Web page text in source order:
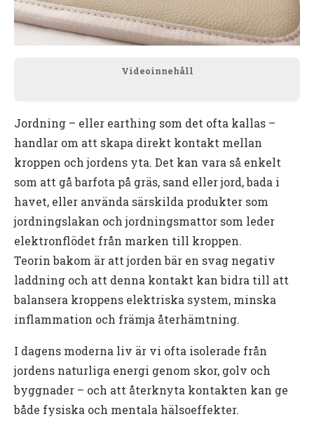
Videoinnehåll
Jordning – eller earthing som det ofta kallas –
handlar om att skapa direkt kontakt mellan
kroppen och jordens yta. Det kan vara så enkelt
som att gå barfota på gräs, sand eller jord, bada i
havet, eller använda särskilda produkter som
jordningslakan och jordningsmattor som leder
elektronflödet från marken till kroppen.
Teorin bakom är att jorden bär en svag negativ
laddning och att denna kontakt kan bidra till att
balansera kroppens elektriska system, minska
inflammation och främja återhämtning.
I dagens moderna liv är vi ofta isolerade från
jordens naturliga energi genom skor, golv och
byggnader – och att återknyta kontakten kan ge
både fysiska och mentala hälsoeffekter.